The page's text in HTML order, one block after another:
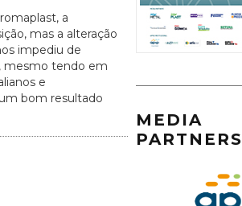
a
mas a alteração
impediu de
mesmo tendo em
e
bom resultado
MEDIA
PARTNERS